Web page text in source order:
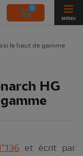
0
MENU
le haut de gamme
HG
et écrit par